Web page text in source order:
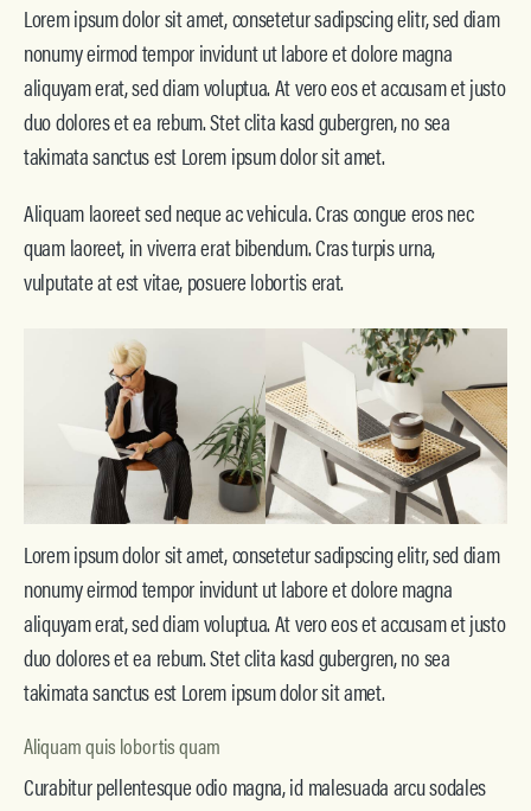
Lorem ipsum dolor sit amet, consetetur sadipscing elitr, sed diam
nonumy eirmod tempor invidunt ut labore et dolore magna
aliquyam erat, sed diam voluptua. At vero eos et accusam et justo
duo dolores et ea rebum. Stet clita kasd gubergren, no sea
takimata sanctus est Lorem ipsum dolor sit amet.
Aliquam laoreet sed neque ac vehicula. Cras congue eros nec
quam laoreet, in viverra erat bibendum. Cras turpis urna,
vulputate at est vitae, posuere lobortis erat.
Lorem ipsum dolor sit amet, consetetur sadipscing elitr, sed diam
nonumy eirmod tempor invidunt ut labore et dolore magna
aliquyam erat, sed diam voluptua. At vero eos et accusam et justo
duo dolores et ea rebum. Stet clita kasd gubergren, no sea
takimata sanctus est Lorem ipsum dolor sit amet.
Aliquam quis lobortis quam
Curabitur pellentesque odio magna, id malesuada arcu sodales